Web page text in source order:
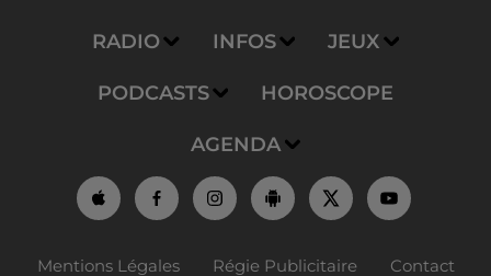
RADIO INFOS JEUX
PODCASTS HOROSCOPE
AGENDA
Mentions Légales Régie Publicitaire Contact